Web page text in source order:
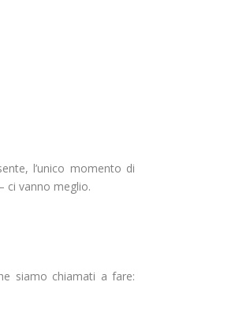
l’unico momento di
ci vanno meglio.
siamo chiamati a fare: